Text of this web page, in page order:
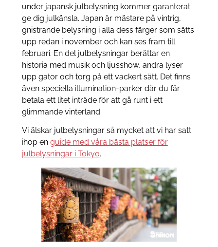
under japansk julbelysning kommer garanterat
ge dig julkänsla. Japan är mästare på vintrig,
gnistrande belysning i alla dess färger som sätts
upp redan i november och kan ses fram till
februari. En del julbelysningar berättar en
historia med musik och ljusshow, andra lyser
upp gator och torg på ett vackert sätt. Det finns
även speciella illumination-parker där du får
betala ett litet inträde för att gå runt i ett
glimmande vinterland.
Vi älskar julbelysningar så mycket att vi har satt
ihop en guide med våra bästa platser för
julbelysningar i Tokyo.